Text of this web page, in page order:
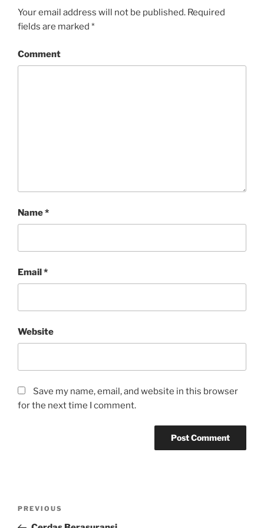
Your email address will not be published. Required
fields are marked *
Comment
Name*
Email*
Website
Save my name, email, and website in this browser
for the next time I comment.
Previous
Post
PREVIOUS